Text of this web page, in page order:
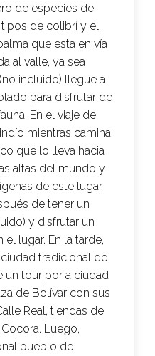
de especies de
de colibrí y el
que esta en vía
al valle, ya sea
incluido) llegue a
para disfrutar de
En el viaje de
mientras camina
que lo lleva hacia
altas del mundo y
de este lugar
de tener un
y disfrutar un
lugar. En la tarde,
tradicional de
un tour por a ciudad
de Bolívar con sus
Real, tiendas de
Luego,
pueblo de